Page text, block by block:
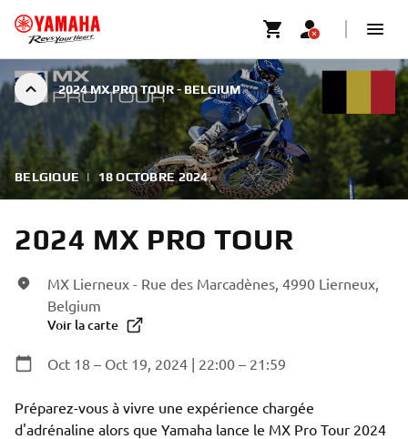
2024 MX PRO TOUR - BELGIUM
BELGIQUE | 18 OCTOBRE 2024
2024 MX PRO TOUR
MX Lierneux - Rue des Marcadènes, 4990 Lierneux,
Belgium
Voir la carte
Oct 18 – Oct 19, 2024 | 22:00 – 21:59
Préparez-vous à vivre une expérience chargée
d'adrénaline alors que Yamaha lance le MX Pro Tour 2024